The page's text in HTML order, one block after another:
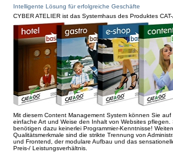
Intelligente Lösung für erfolgreiche Geschäfte
CYBER ATELIER ist das Systemhaus des Produktes
Mit diesem Content Management System können Sie auf
einfache Art und Weise den Inhalt von Websites pflegen.
benötigen dazu keinerlei Programmier-Kenntnisse!
Qualitätsmerkmale sind die strikte Trennung von
und Frontend, der modulare Aufbau und das
Preis-/ Leistungsverhältnis.